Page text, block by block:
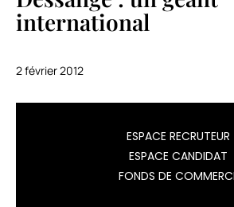
international
2 février 2012
ESPACE RECRUTEUR
ESPACE CANDIDAT
FONDS DE